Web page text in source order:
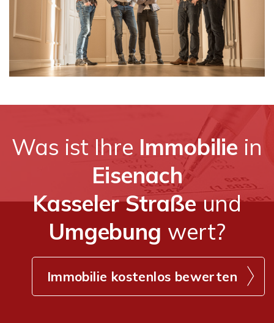
Was ist Ihre Immobilie in
Eisenach
Kasseler Straßeund
Umgebung wert?
Immobilie kostenlos bewerten